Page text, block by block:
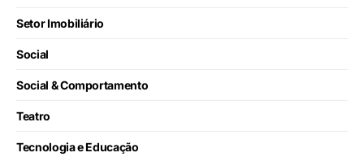
Setor Imobiliário
Social
Social & Comportamento
Teatro
Tecnologia e Educação